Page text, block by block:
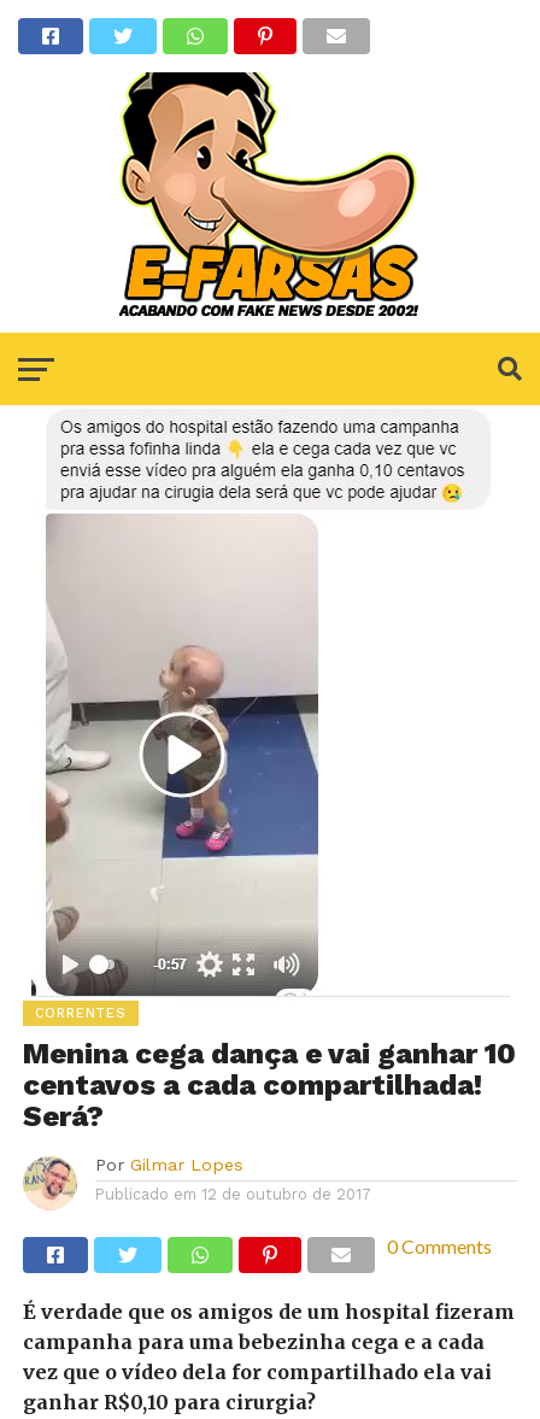
CORRENTES
Menina cega dança e vai ganhar 10
centavos a cada compartilhada!
Será?
Por Gilmar Lopes
Publicado em 12 de outubro de 2017
0 Comments
É verdade que os amigos de um hospital fizeram
campanha para uma bebezinha cega e a cada
vez que o vídeo dela for compartilhado ela vai
ganhar R$0,10 para cirurgia?